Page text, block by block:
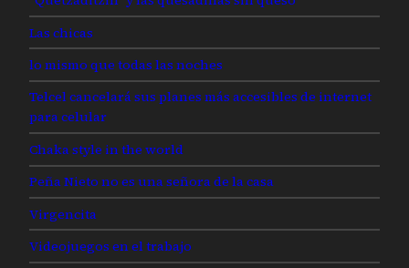
Las chicas
lo mismo que todas las noches
Telcel cancelará sus planes más accesibles de internet
para celular
Chaka style in the world
Peña Nieto no es una señora de la casa
Virgencita
Videojuegos en el trabajo